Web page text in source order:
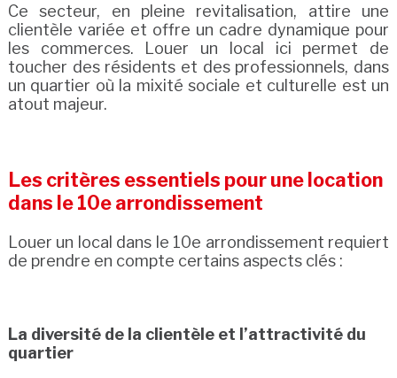
Ce secteur, en pleine revitalisation, attire une
clientèle variée et offre un cadre dynamique pour
les commerces. Louer un local ici permet de
toucher des résidents et des professionnels, dans
un quartier où la mixité sociale et culturelle est un
atout majeur.
Les critères essentiels pour une location
dans le 10e arrondissement
Louer un local dans le 10e arrondissement requiert
de prendre en compte certains aspects clés :
La diversité de la clientèle et l’attractivité du
quartier